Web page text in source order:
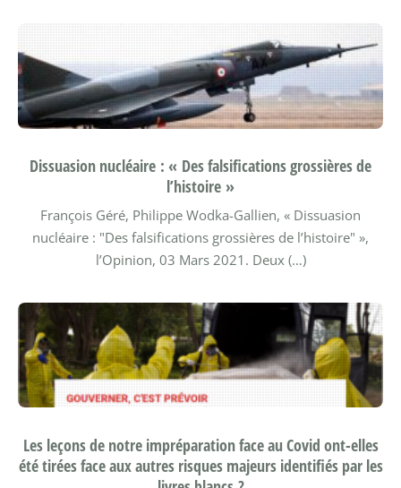
Dissuasion nucléaire : « Des falsifications grossières de
l’histoire »
François Géré, Philippe Wodka-Gallien, « Dissuasion
nucléaire : "Des falsifications grossières de l’histoire" »,
l’Opinion, 03 Mars 2021. Deux (…)
Les leçons de notre impréparation face au Covid ont-elles
été tirées face aux autres risques majeurs identifiés par les